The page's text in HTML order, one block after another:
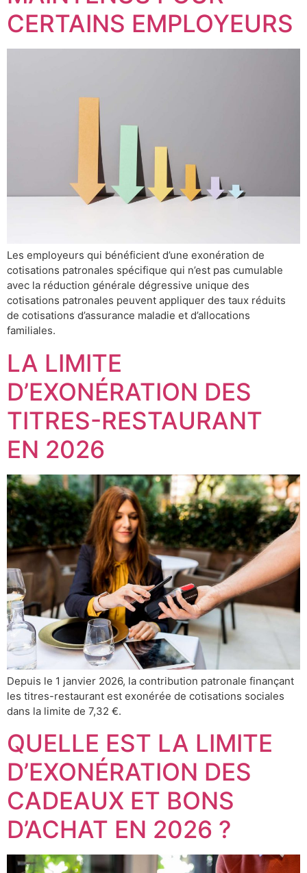
CERTAINS EMPLOYEURS
Les employeurs qui bénéficient d’une exonération de
cotisations patronales spécifique qui n’est pas cumulable
avec la réduction générale dégressive unique des
cotisations patronales peuvent appliquer des taux réduits
de cotisations d’assurance maladie et d’allocations
familiales.
LA LIMITE
D’EXONÉRATION DES
TITRES-RESTAURANT
EN 2026
Depuis le 1 janvier 2026, la contribution patronale finançant
les titres-restaurant est exonérée de cotisations sociales
dans la limite de 7,32 €.
QUELLE EST LA LIMITE
D’EXONÉRATION DES
CADEAUX ET BONS
D’ACHAT EN 2026 ?